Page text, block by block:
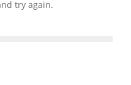
try again.